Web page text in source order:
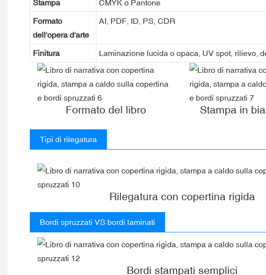
Stampa CMYK o Pantone
Formato
dell'opera d'arte
AI, PDF, ID, PS, CDR
Finitura Laminazione lucida o opaca, UV spot, rilievo,
Formato del libro Stampa in
Tipi di rilegatura
Rilegatura con copertina rigida
Bordi spruzzati VS bordi laminati
Bordi stampati semplici